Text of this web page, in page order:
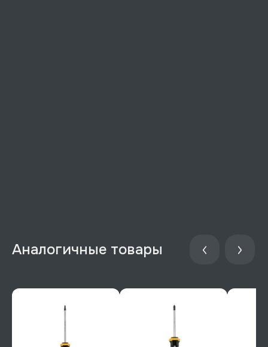
Аналогичные товары